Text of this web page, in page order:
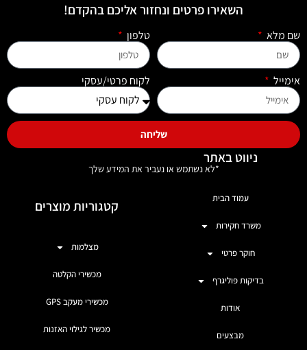
השאירו פרטים ונחזור אליכם בהקדם!
שם מלא טלפון
אימייל לקוח פרטי/עסקי
שליחה
*לא נשתמש או נעביר את המידע שלך
ניווט באתר
עמוד הבית
משרד חקירות
חוקר פרטי
בדיקות פוליגרף
אודות
מבצעים
קטגוריות מוצרים
מצלמות
מכשירי הקלטה
מכשירי מעקב GPS
מכשיר לגילוי האזנות